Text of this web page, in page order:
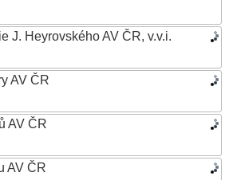
J. Heyrovského AV ČR, v.v.i.
AV ČR
AV ČR
AV ČR